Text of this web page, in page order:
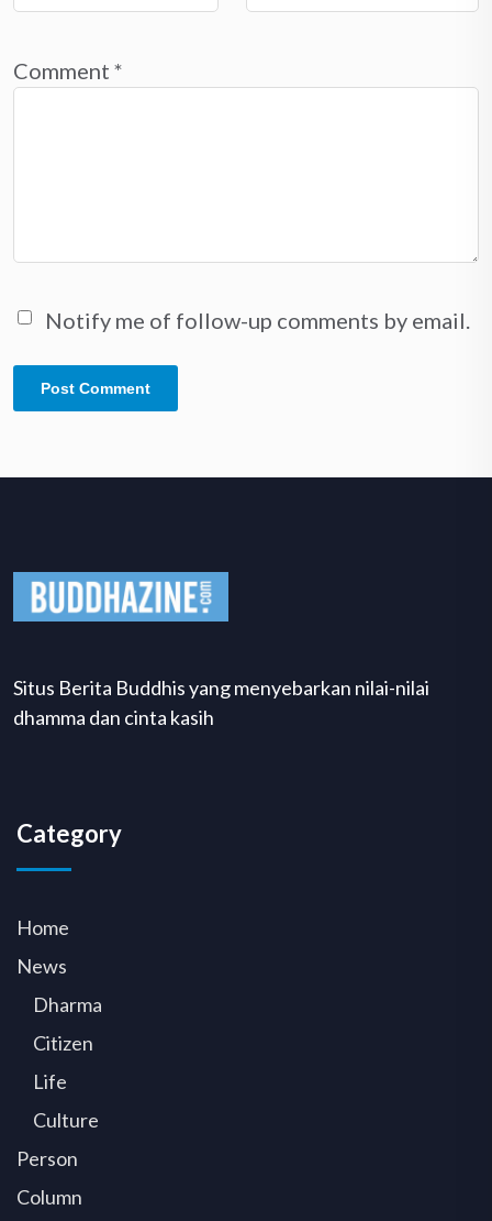
Comment *
Notify me of follow-up comments by email.
Situs Berita Buddhis yang menyebarkan nilai-nilai
dhamma dan cinta kasih
Category
Home
News
Dharma
Citizen
Life
Culture
Person
Column